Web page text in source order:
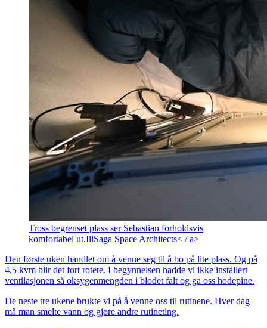
Tross begrenset plass ser Sebastian forholdsvis
komfortabel ut.IllSaga Space Architects< / a>
Den første uken handlet om å venne seg til å bo på lite plass. Og på
4,5 kvm blir det fort rotete. I begynnelsen hadde vi ikke installert
ventilasjonen så oksygenmengden i blodet falt og ga oss hodepine.
De neste tre ukene brukte vi på å venne oss til rutinene. Hver dag
må man smelte vann og gjøre andre rutineting.